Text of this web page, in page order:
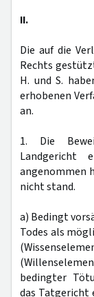
II.
Die auf die
Rechts
H. und S.
erhobenen
an.
1. Die
Landgericht
angenommen
nicht stand.
a) Bedingt
Todes als
bedingter
das Tatgericht